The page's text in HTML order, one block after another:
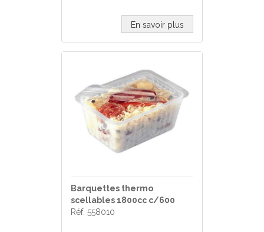
En savoir plus
Barquettes thermo
scellables 1800cc c/600
Réf. 558010